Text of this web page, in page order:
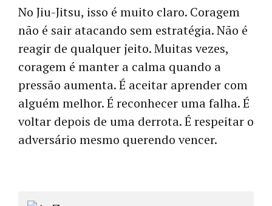
No Jiu-Jitsu, isso é muito claro. Coragem
não é sair atacando sem estratégia. Não é
reagir de qualquer jeito. Muitas vezes,
coragem é manter a calma quando a
pressão aumenta. É aceitar aprender com
alguém melhor. É reconhecer uma falha. É
voltar depois de uma derrota. É respeitar o
adversário mesmo querendo vencer.